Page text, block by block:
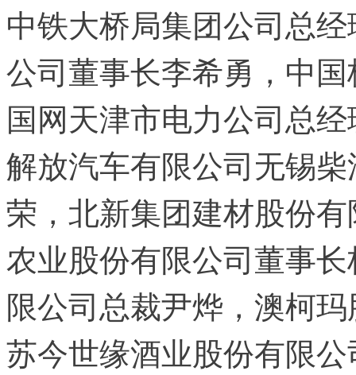
中铁大桥局集团公司总
公司董事长李希勇，中
国网天津市电力公司总
解放汽车有限公司无锡
荣，北新集团建材股份
农业股份有限公司董事
限公司总裁尹烨，澳柯
苏今世缘酒业股份有限